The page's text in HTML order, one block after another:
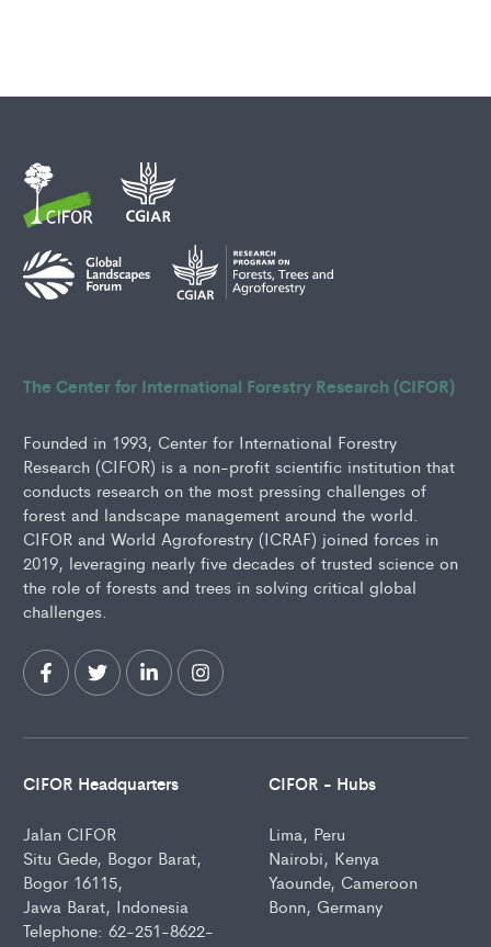
The Center for International Forestry Research (CIFOR)
Founded in 1993, Center for International Forestry
Research (CIFOR) is a non-profit scientific institution that
conducts research on the most pressing challenges of
forest and landscape management around the world.
CIFOR and World Agroforestry (ICRAF) joined forces in
2019, leveraging nearly five decades of trusted science on
the role of forests and trees in solving critical global
challenges.
CIFOR Headquarters
Jalan CIFOR
Situ Gede, Bogor Barat,
Bogor 16115,
Jawa Barat, Indonesia
Telephone: 62-251-8622-
CIFOR - Hubs
Lima, Peru
Nairobi, Kenya
Yaounde, Cameroon
Bonn, Germany